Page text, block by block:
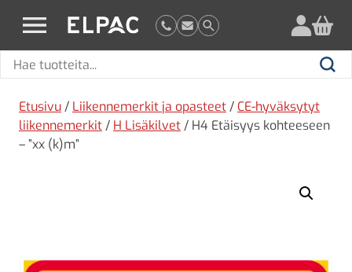
elpac.fi
Hae
Hae
Etusivu / Liikennemerkit ja opasteet / CE-hyväksytyt
liikennemerkit / H Lisäkilvet / H4 Etäisyys kohteeseen
– ”xx (k)m”